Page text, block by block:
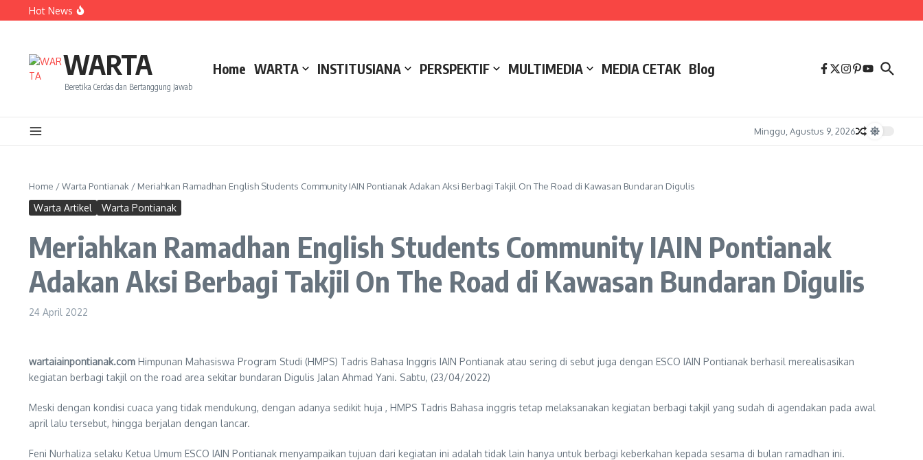
Lewati ke konten
Hot News
Amanah Baru Arskal Salim untuk Kemajuan IAIN Pontianak
WARTA
Beretika Cerdas dan Bertanggung Jawab
Home WARTA INSTITUSIANA PERSPEKTIF MULTIMEDIA MEDIA CETAK Blog
Minggu, Agustus 9, 2026
Home /Warta Pontianak / Meriahkan Ramadhan English Students Community IAIN Pontianak Adakan Aksi Berbagi Takjil On The Road di Kawasan Bundaran Digulis
Warta Artikel Warta Pontianak
Meriahkan Ramadhan English Students Community IAIN Pontianak
Adakan Aksi Berbagi Takjil On The Road di Kawasan Bundaran Digulis
24 April 2022
wartaiainpontianak.com Himpunan Mahasiswa Program Studi (HMPS) Tadris Bahasa Inggris IAIN Pontianak atau sering di sebut juga dengan ESCO IAIN Pontianak berhasil merealisasikan
kegiatan berbagi takjil on the road area sekitar bundaran Digulis Jalan Ahmad Yani. Sabtu, (23/04/2022)
Meski dengan kondisi cuaca yang tidak mendukung, dengan adanya sedikit huja , HMPS Tadris Bahasa inggris tetap melaksanakan kegiatan berbagi takjil yang sudah di agendakan pada awal
april lalu tersebut, hingga berjalan dengan lancar.
Feni Nurhaliza selaku Ketua Umum ESCO IAIN Pontianak menyampaikan tujuan dari kegiatan ini adalah tidak lain hanya untuk berbagi keberkahan kepada sesama di bulan ramadhan ini.